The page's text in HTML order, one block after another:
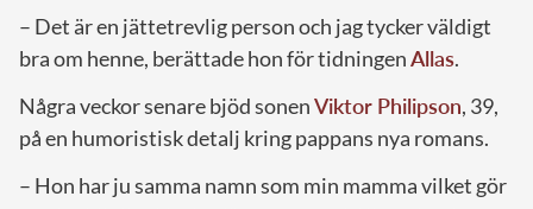
– Det är en jättetrevlig person och jag tycker väldigt
bra om henne, berättade hon för tidningenAllas.
Några veckor senare bjöd sonenViktor Philipson, 39,
på en humoristisk detalj kring pappans nya romans.
– Hon har ju samma namn som min mamma vilket gör